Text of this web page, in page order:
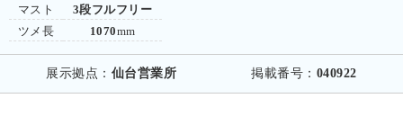
マスト
ツメ長
3段フルフリー
1070mm
展示拠点： 仙台営業所 掲載番号： 040922